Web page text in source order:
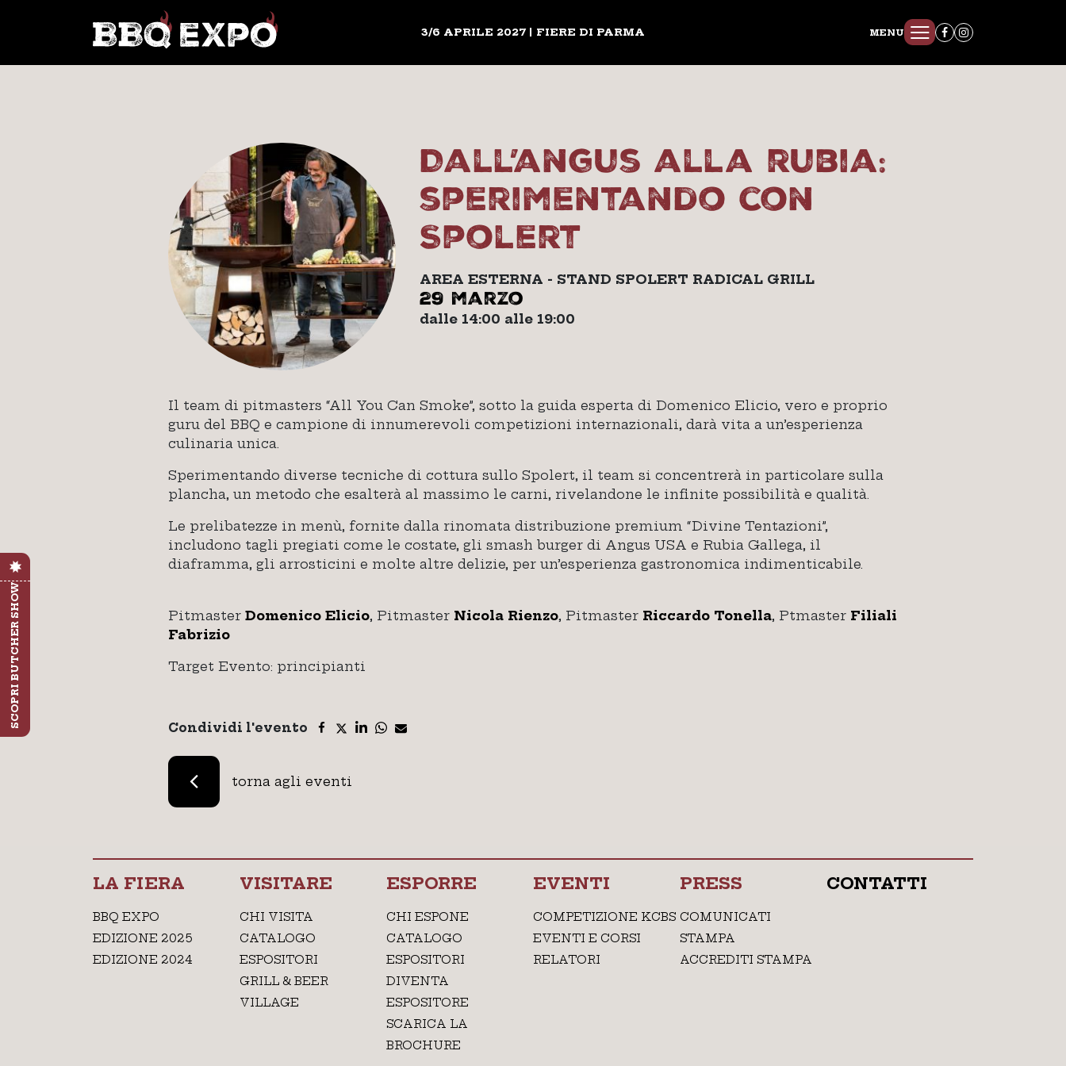
3/6 APRILE 2027 | FIERE DI PARMA MENU
SCOPRI BUTCHER SHOW
Dall’angus alla rubia:
sperimentando con
Spolert
AREA ESTERNA - STAND SPOLERT RADICAL GRILL
29 marzo
dalle 14:00 alle 19:00
Il team di pitmasters “All You Can Smoke”, sotto la guida esperta di Domenico Elicio, vero e proprio
guru del BBQ e campione di innumerevoli competizioni internazionali, darà vita a un’esperienza
culinaria unica.
Sperimentando diverse tecniche di cottura sullo Spolert, il team si concentrerà in particolare sulla
plancha, un metodo che esalterà al massimo le carni, rivelandone le infinite possibilità e qualità.
Le prelibatezze in menù, fornite dalla rinomata distribuzione premium “Divine Tentazioni”,
includono tagli pregiati come le costate, gli smash burger di Angus USA e Rubia Gallega, il
diaframma, gli arrosticini e molte altre delizie, per un’esperienza gastronomica indimenticabile.
Pitmaster Domenico Elicio, Pitmaster Nicola Rienzo, Pitmaster Riccardo Tonella, Ptmaster Filiali
Fabrizio
Target Evento: principianti
Condividi l'evento
torna agli eventi
LA FIERA
BBQ EXPO
EDIZIONE 2025
EDIZIONE 2024
VISITARE
CHI VISITA
CATALOGO
ESPOSITORI
GRILL & BEER
VILLAGE
ESPORRE
CHI ESPONE
CATALOGO
ESPOSITORI
DIVENTA
ESPOSITORE
SCARICA LA
BROCHURE
EVENTI
COMPETIZIONE KCBS
EVENTI E CORSI
RELATORI
PRESS
COMUNICATI
STAMPA
ACCREDITI STAMPA
CONTATTI